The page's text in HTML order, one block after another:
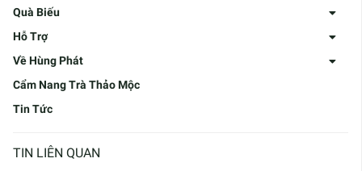
Quà Biếu
Hỗ Trợ
Về Hùng Phát
Cẩm Nang Trà Thảo Mộc
Tin Tức
TIN LIÊN QUAN